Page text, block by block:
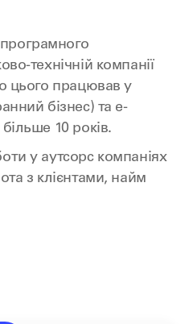
технічній компанії
цього працював у
бізнес) та e-
10 років.
у аутсорс компаніях
з клієнтами, найм